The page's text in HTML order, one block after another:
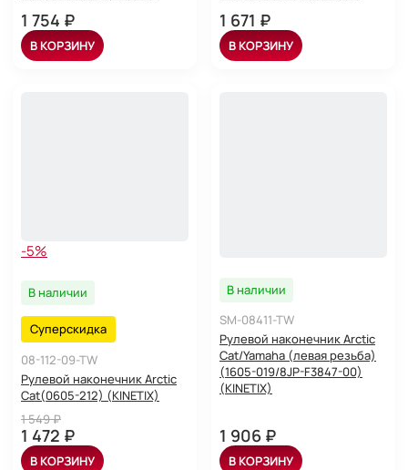
1 754 ₽
В КОРЗИНУ
1 671 ₽
В КОРЗИНУ
-5%
В наличии
Суперскидка
08-112-09-TW
Рулевой наконечник Arctic
Cat(0605-212) (KINETIX)
1 549 ₽
1 472 ₽
В КОРЗИНУ
В наличии
SM-08411-TW
Рулевой наконечник Arctic
Cat/Yamaha (левая резьба)
(1605-019/8JP-F3847-00)
(KINETIX)
1 906 ₽
В КОРЗИНУ